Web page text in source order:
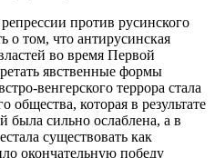
против русинского
о том, что антирусинская
во время Первой
явственные формы
венгерского террора стала
общества, которая в результате
сильно ослаблена, а в
существовать как
окончательную победу